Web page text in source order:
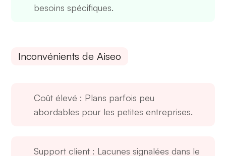
besoins spécifiques.
Inconvénients de Aiseo
Coût élevé : Plans parfois peu
abordables pour les petites entreprises.
Support client : Lacunes signalées dans le